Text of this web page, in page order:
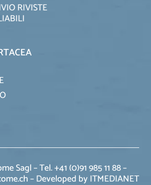
RIVISTE
Sagl – Tel. +41 (0)91 985 11 88 –
–Developed by ITMEDIANET